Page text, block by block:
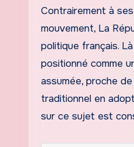
Contrairement à
mouvement, La
politique français.
positionné comme
assumée, proche
traditionnel en
sur ce sujet est